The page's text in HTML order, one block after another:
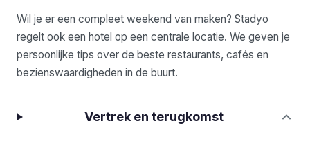
Wil je er een compleet weekend van maken? Stadyo
regelt ook een hotel op een centrale locatie. We geven je
persoonlijke tips over de beste restaurants, cafés en
bezienswaardigheden in de buurt.
Vertrek en terugkomst